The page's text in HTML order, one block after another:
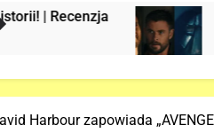
Analiza 1
2 Tygodnie Temu
Harbour zapowiada